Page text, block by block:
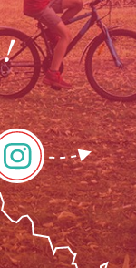
Description
Prestations
Tarifs